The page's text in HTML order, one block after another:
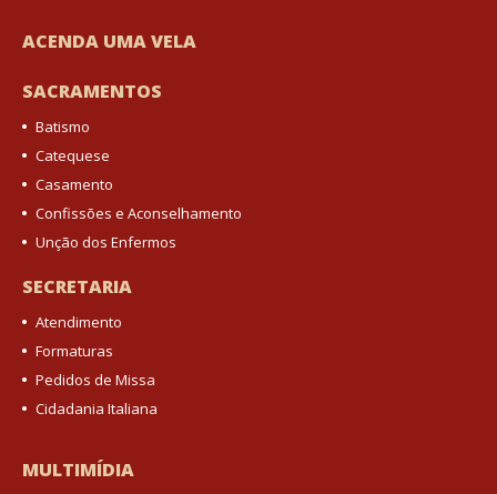
ACENDA UMA VELA
SACRAMENTOS
Batismo
Catequese
Casamento
Confissões e Aconselhamento
Unção dos Enfermos
SECRETARIA
Atendimento
Formaturas
Pedidos de Missa
Cidadania Italiana
MULTIMÍDIA